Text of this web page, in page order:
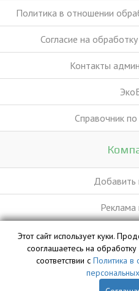
Политика в отношении
Согласие на
Контакты
Справочник
Добавить
Реклама
База данных сайта vyvoz.org
собственностью ООО
Этот сайт использует куки.
сооглашаетесь на
соответствии с Политика в